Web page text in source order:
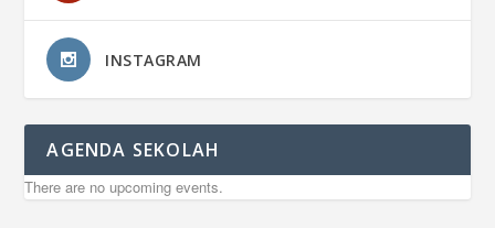
INSTAGRAM
AGENDA SEKOLAH
There are no upcoming events.